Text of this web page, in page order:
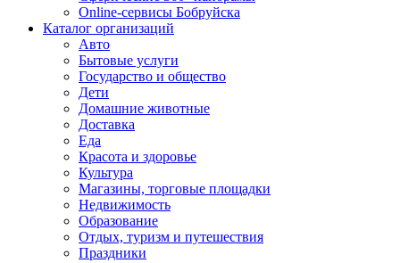
Online-сервисы Бобруйска
Каталог организаций
Авто
Бытовые услуги
Государство и общество
Дети
Домашние животные
Доставка
Еда
Красота и здоровье
Культура
Магазины, торговые площадки
Недвижимость
Образование
Отдых, туризм и путешествия
Праздники